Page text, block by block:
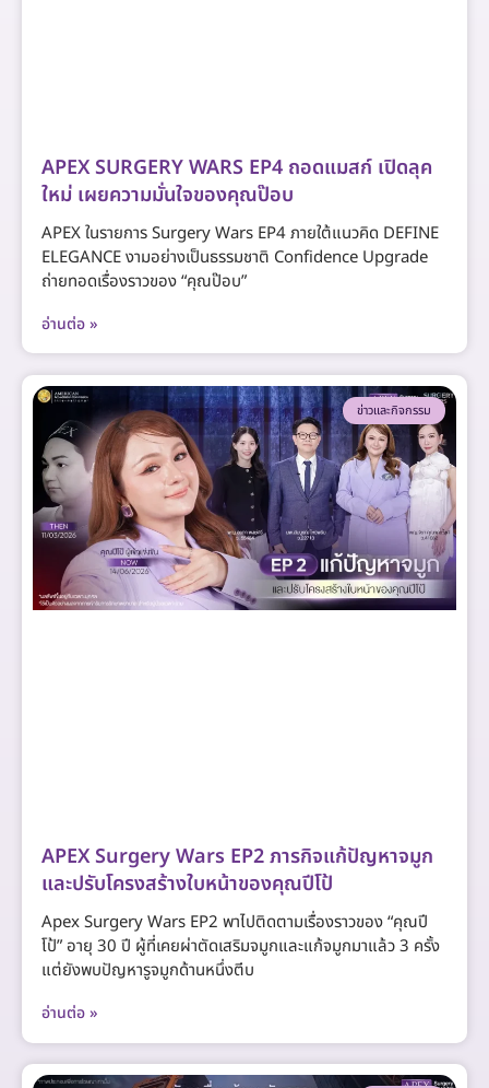
APEX SURGERY WARS EP4 ถอดแมสก์ เปิดลุค
ใหม่ เผยความมั่นใจของคุณป๊อบ
APEX ในรายการ Surgery Wars EP4 ภายใต้แนวคิด DEFINE
ELEGANCE งามอย่างเป็นธรรมชาติ Confidence Upgrade
ถ่ายทอดเรื่องราวของ “คุณป๊อบ”
อ่านต่อ »
ข่าวและกิจกรรม
APEX Surgery Wars EP2 ภารกิจแก้ปัญหาจมูก
และปรับโครงสร้างใบหน้าของคุณปีโป้
Apex Surgery Wars EP2 พาไปติดตามเรื่องราวของ “คุณปี
โป้” อายุ 30 ปี ผู้ที่เคยผ่าตัดเสริมจมูกและแก้จมูกมาแล้ว 3 ครั้ง
แต่ยังพบปัญหารูจมูกด้านหนึ่งตีบ
อ่านต่อ »